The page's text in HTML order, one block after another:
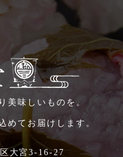
美味しいものを。
めてお届けします。
大宮3-16-27